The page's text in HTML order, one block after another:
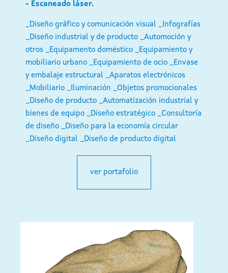
- Escaneado láser.
_Diseño gráfico y comunicación visual _Infografías
_Diseño industrial y de producto _Automoción y
otros _Equipamento doméstico _Equipamiento y
mobiliario urbano _Equipamiento de ocio _Envase
y embalaje estructural _Aparatos electrónicos
_Mobiliario _Iluminación _Objetos promocionales
_Diseño de producto _Automatización industrial y
bienes de equipo _Diseño estratégico _Consultoría
de diseño _Diseño para la economía circular
_Diseño digital _Diseño de producto digital
ver portafolio